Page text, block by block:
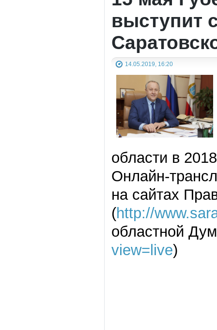
выступит
14.05.2019, 16:20
области в
Онлайн-
на сайтах
(http://
областной
view=live)